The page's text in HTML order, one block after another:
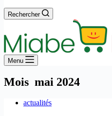
Rechercher
Menu
Mois mai 2024
actualités